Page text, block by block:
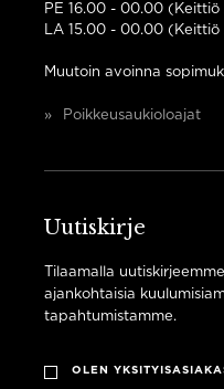
PE 16.00 - 00.00 (Keittiö
LA 15.00 - 00.00 (Keittiö
Muutoin avoinna
Poikkeusaukioloajat
Uutiskirje
Tilaamalla
ajankohtaisia
tapahtumistamme.
OLEN